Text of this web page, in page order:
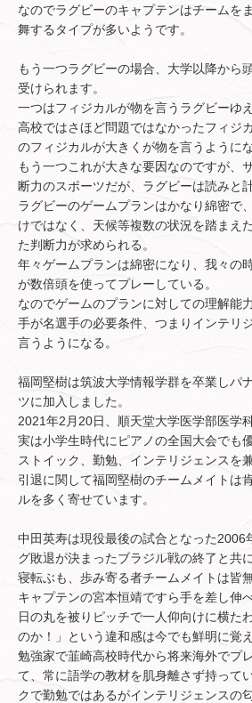
なのでラグビーのキャプテンはチームを
舞するタイプが多いようです。
もう一つラグビーの場合、大学以降から
受けられます。
一つはフィジカルが物を言うラグビーゆ
高校ではさほど問題ではなかったフィジ
のフィジカルが大きくが物を言うようにな
もう一つこれが大きな要因なのですが、
断力のスポーツだが、ラグビーは読みと
ラグビーのゲームプランはかなり綿密で
けではなく、天候等複数の状況を踏まえ
た判断力が求められる。
年々ゲームプランは綿密になり、我々の
が数倍頭を使ってプレーしている。
なのでゲームのプランに対しての理解能
手が名選手の必要条件、つまりインテリ
言うようになる。
福岡堅樹は筑波大学情報学群を卒業しパ
ツに加入しました。
2021年2月20日、順天堂大学医学部医学
実は小学生時代にピアノの全国大会でも
ストイック、勤勉、インテリジェンスを
引退に関して福岡堅樹のチームメイトは
ルを多く寄せています。
中田英寿は現役最後の試合となった2006
グ敗退が決まったブラジル戦の終了と共
寝転ぶも、歩み寄る者チームメイトは皆無
キャプテンの宮本恒靖ですら手を差し伸
日の丸を被りピッチで一人仰向けに横た
のか！」という違和感は今でも鮮明に覚え
勉強家で韮崎高校時代から将来海外でプ
て、常に語学の教材を肌身離さず持って
クで勤勉ではあるがインテリジェンスの